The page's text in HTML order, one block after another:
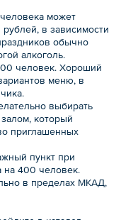
может
в зависимости
обычно
алкоголь.
человек. Хороший
меню, в
выбирать
который
приглашенных
пункт при
на 400 человек.
в пределах МКАД,